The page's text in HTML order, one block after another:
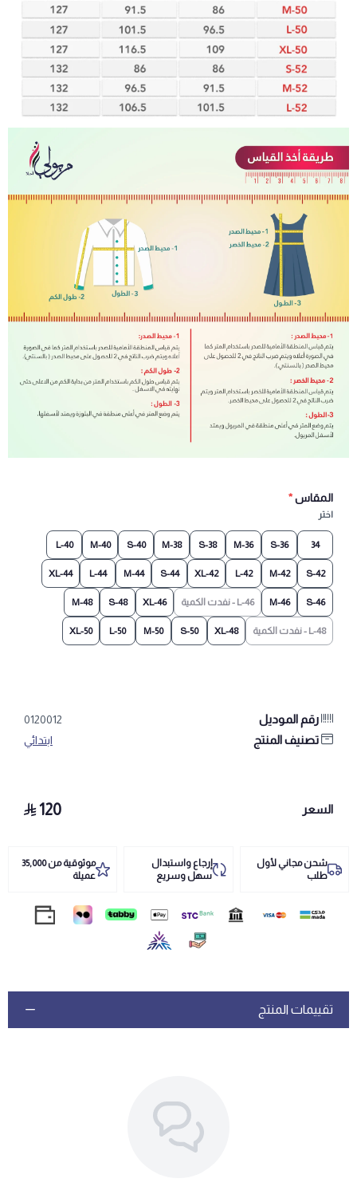
المقاس*
اختر
34
36-S
36-M
38-S
38-M
40-S
40-M
40-L
42-S
42-M
42-L
42-XL
44-S
44-M
44-L
44-XL
46-S
46-M 46-L - نفدت الكمية 46-XL
48-S
48-M
48-L - نفدت الكمية 48-XL
50-S
50-M
50-L
50-XL
رقم الموديل 0120012
تصنيف المنتج ابتدائي
السعر 120
شحن مجاني لأول
طلب
إرجاع واستبدال
سهل وسريع
موثوقية من 35,000
عميلة
تقييمات المنتج